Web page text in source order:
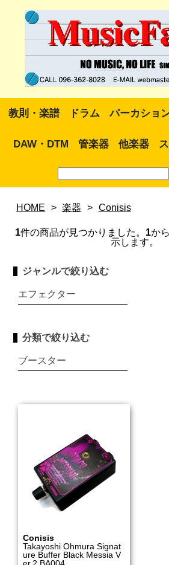
教則・楽譜 ドラム パーカショ
DAW・DTM 管楽器 他楽器
HOME > 楽器 > Conisis
1件の商品が見つかりました。 1から
示します。
ジャンルで絞り込む
エフェクター
分類で絞り込む
ブースター
Conisis
Takayoshi Ohmura Signat
ure Buffer Black Messia V